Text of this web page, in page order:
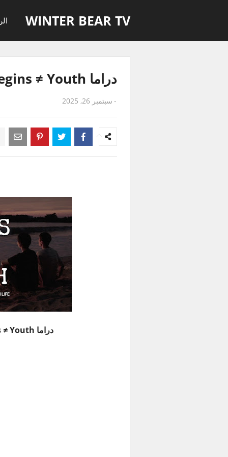
WINTER BEAR TV
دراما Begins ≠ Youth الحلقة 12 مترجمة للعربية
- سبتمبر 26, 2025
دراما Begins ≠ Youth الحلقة 12 مترجمة للعربية